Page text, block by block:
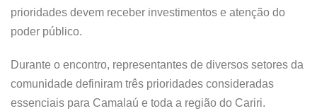
prioridades devem receber investimentos e atenção do
poder público.
Durante o encontro, representantes de diversos setores da
comunidade definiram três prioridades consideradas
essenciais para Camalaú e toda a região do Cariri.